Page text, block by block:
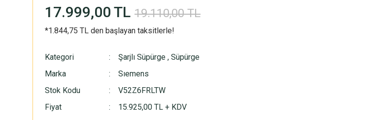
17.999,00 TL 19.110,00 TL
*1.844,75 TL den başlayan taksitlerle!
Kategori Şarjlı Süpürge , Süpürge
Marka
Sıemens
Stok Kodu
V52Z6FRLTW
Fiyat
15.925,00 TL + KDV